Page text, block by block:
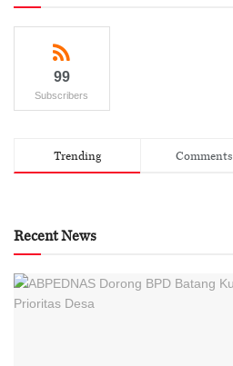
99
Subscribers
Trending Comments
Recent News